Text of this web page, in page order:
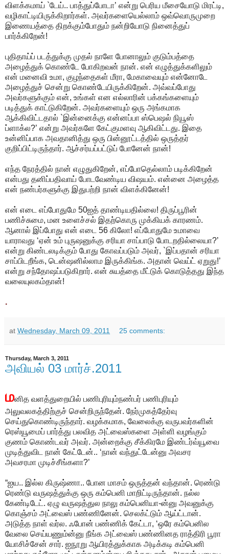
விளக்கமாய் `டேய்.. பாத்துப்போடா’ என்று பெரிய மீசையோடு மிரட்டி,
வழிகாட்டியிருக்கிறார்கள். அவர்களையெல்லாம் ஒவ்வொருமுறை
இணையத்தை திறக்கும்போதும் நன்றியோடு நினைத்துப்
பார்க்கிறேன்!
புதிதாய்ப் படத்துக்கு முதல் நாளே போனாலும் குடும்பத்தை
அழைத்துக் கொண்டே போகிறவன் நான். என் எழுத்துக்களிலும்
என் மனைவி உமா, குழந்தைகள் மீரா, மேகாவையும் என்னோடே
அழைத்துச் சென்று கொண்டேயிருக்கிறேன். அவ்வப்போது
அவர்களுக்கும் என், உங்கள் என எல்லாரின் பக்கங்களையும்
படித்துக் காட்டுகிறேன். அவர்களையும் ஒரு அங்கமாக
ஆக்கிவிட்டதால் `இன்னைக்கு என்னப்பா ஸ்பெஷல் நியூஸ்
ப்ளாக்ல?’ என்று அவர்களே கேட்குமளவு ஆகிவிட்டது. இதை
உன்னிப்பாக அவதானித்து ஒரு பின்னூட்டத்தில் ஒருத்தர்
குறிப்பிட்டிருந்தார். ஆச்சர்யப்பட்டுப் போனேன் நான்!
எந்த நேரத்தில் நான் எழுதுகிறேன், எப்போதெல்லாம் படிக்கிறேன்
என்பது தனிப்பதிவாய் போடவேண்டிய விஷயம். என்னை அழைத்த
என் நண்பர்களுக்கு இதுபற்றி நான் விளக்கினேன்!
என் எடை எப்போதுமே 50ஐத் தாண்டியதில்லை! திருப்பூரின்
பணிச்சுமை, மன உளைச்சல் இதற்கொரு முக்கியக் காரணம்.
ஆனால் இப்போது என் எடை 56 கிலோ! எப்போதுமே உமாவை
யாராவது ‘ஏன் உம் புருஷனுக்கு சரியா சாப்பாடு போடறதில்லையா?’
என்று கிண்டலடிக்கும் போது கோவப்படும் அவர், `இப்பதான் சரியா
சாப்பிடறீங்க, டென்ஷனில்லாம இருக்கிங்க. அதான் வெய்ட் ஏறுது!’
என்று சந்தோஷப்படுகிறார். என் சுயத்தை மீட்டுக் கொடுத்தது இந்த
வலையுலகம்தான்!
.
at Wednesday, March 09, 2011 25 comments:
Thursday, March 3, 2011
அவியல் 03 மார்ச்.2011
மனித வளத்துறையில் பணிபுரியும்நண்பர் பணிபுரியும்
அலுவலகத்திற்குச் சென்றிருந்தேன். நேர்முகத்தேர்வு
செய்துகொண்டிருந்தார். வழக்கமாக, வேலைக்கு வருபவர்களின்
ரெஸ்யூமைப் பார்த்து பலவித அட்வைஸ்களை அள்ளி வழங்கும்
குணம் கொண்டவர் அவர். அன்றைக்கு சீக்கிரமே இண்டர்வ்யூவை
முடித்துவிட நான் கேட்டேன்.. ‘நான் வந்துட்டேன்னு அவசர
அவசரமா முடிச்சீங்களா?’
“ஐய.. இல்ல கிருஷ்ணா.. போன மாசம் ஒருத்தன் வந்தான். ரெண்டு
ரெண்டு வருஷத்துக்கு ஒரு கம்பெனி மாறிட்டிருந்தான். நல்ல
கேண்டிடேட். ஏழு வருஷத்துல நாலு கம்பெனியா-ன்னு அவனுக்கு
கொஞ்சம் அட்வைஸ் பண்ணினேன். செலக்ட்டும் ஆய்ட்டான்.
அடுத்த நாள் வர்ல. ஃபோன் பண்ணிக் கேட்டா, ‘ஒரே கம்பெனில
வேலை செய்யணும்ன்னு நீங்க அட்வைஸ் பண்ணினத ராத்திரி பூரா
யோசிச்சேன் சார். ஐநூறு ஆயிரத்துக்காக அடிக்கடி கம்பெனி